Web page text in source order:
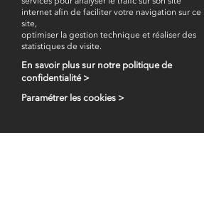
Showrooms
internet afin de faciliter votre navigation sur ce
site,
optimiser la gestion technique et réaliser des
statistiques de visite.
Paramétrer les cookies >
En savoir plus sur notre politique de
confidentialité >